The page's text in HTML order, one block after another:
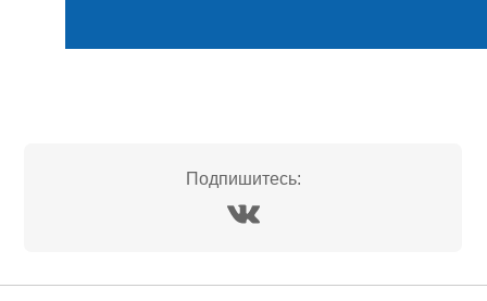
Подпишитесь: